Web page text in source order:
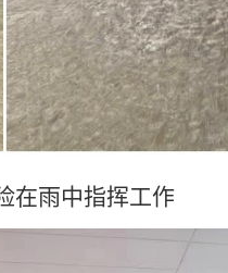
在雨中指挥工作